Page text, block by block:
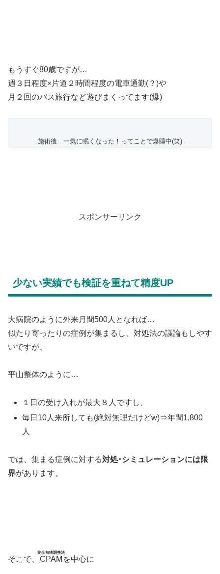
もうすぐ80歳ですが…
週３日程度×片道２時間程度の電車通勤(？)や
月２回のバス旅行など遊びまくってます(爆)
施術後…一気に眠くなった！ってことで爆睡中(笑)
スポンサーリンク
少ない実績でも検証を重ねて精度UP
大病院のように外来月間500人となれば…
似たり寄ったりの症例が集まるし、対処法の議論もしやす
いですが、
平山整体のように…
１日の受け入れが最大８人ですし、
毎日10人来所しても(絶対無理だけどw)⇒年間1,800
人
では、集まる症例に対する対処･シミュレーションには限
界があります。
そこで、 CPAM
完全無痛調整法
を中心に